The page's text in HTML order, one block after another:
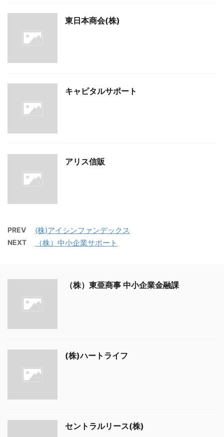
東日本商会(株)
キャピタルサポート
アリス信販
PREV (株)アイシンファンデックス
NEXT （株）中小企業サポート
（株）東亜商事 中小企業金融課
(株)ハートライフ
セントラルリース(株)